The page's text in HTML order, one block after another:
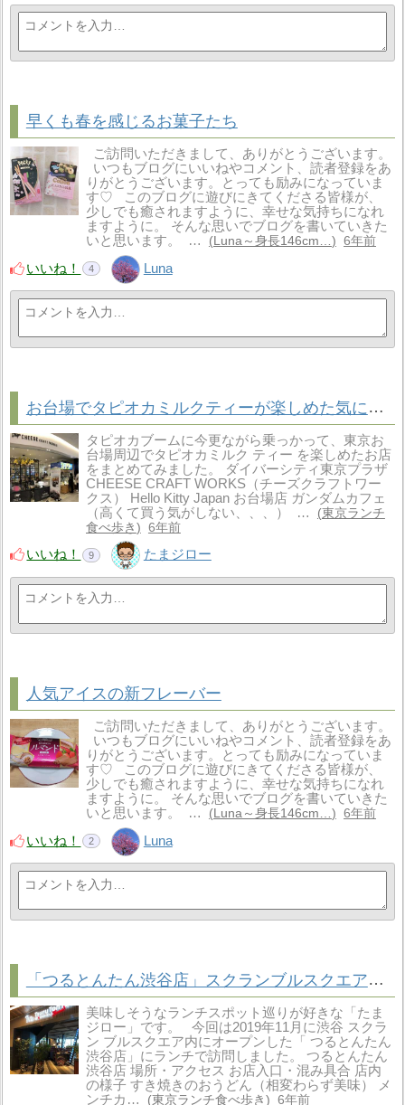
早くも春を感じるお菓子たち
ご訪問いただきまして、ありがとうございます。
いつもブログにいいねやコメント、読者登録をあ
りがとうございます。とっても励みになっていま
す♡ このブログに遊びにきてくださる皆様が、
少しでも癒されますように、幸せな気持ちになれ
ますように。 そんな思いでブログを書いていきた
いと思います。 …
Luna～身長146cm… 6年前
いいね！ 4 Luna
お台場でタピオカミルクティーが楽しめた気になるお店まとめ
タピオカブームに今更ながら乗っかって、東京お
台場周辺でタピオカミルク ティー を楽しめたお店
をまとめてみました。 ダイバーシティ東京プラザ
CHEESE CRAFT WORKS（チーズクラフトワー
クス） Hello Kitty Japan お台場店 ガンダムカフェ
（高くて買う気がしない、、、） …
東京ランチ
食べ歩き
6年前
いいね！ 9 たまジロー
人気アイスの新フレーバー
ご訪問いただきまして、ありがとうございます。
いつもブログにいいねやコメント、読者登録をあ
りがとうございます。とっても励みになっていま
す♡ このブログに遊びにきてくださる皆様が、
少しでも癒されますように、幸せな気持ちになれ
ますように。 そんな思いでブログを書いていきた
いと思います。 …
Luna～身長146cm… 6年前
いいね！ 2 Luna
「つるとんたん渋谷店」スクランブルスクエア内の激混みうどん屋
美味しそうなランチスポット巡りが好きな「たま
ジロー」です。 今回は2019年11月に渋谷 スクラ
ン ブルスクエア内にオープンした「 つるとんたん
渋谷店」にランチで訪問しました。 つるとんたん
渋谷店 場所・アクセス お店入口・混み具合 店内
の様子 すき焼きのおうどん（相変わらず美味） メ
ンチカ…
東京ランチ食べ歩き 6年前